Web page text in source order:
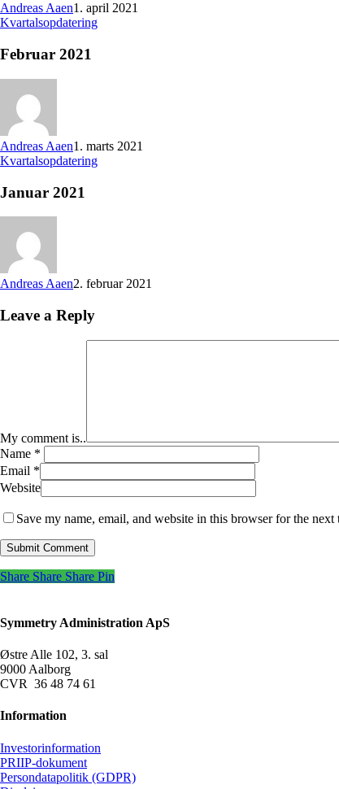
Andreas Aaen1. april 2021
Kvartalsopdatering
Februar 2021
Andreas Aaen1. marts 2021
Kvartalsopdatering
Januar 2021
Andreas Aaen2. februar 2021
Leave a Reply
My comment is..
Name *
Email *
Website
Save my name, email, and website in this browser for the next
Share Share Share Pin
Symmetry Administration ApS
Østre Alle 102, 3. sal
9000 Aalborg
CVR 36 48 74 61
Information
Investorinformation
PRIIP-dokument
Persondatapolitik (GDPR)